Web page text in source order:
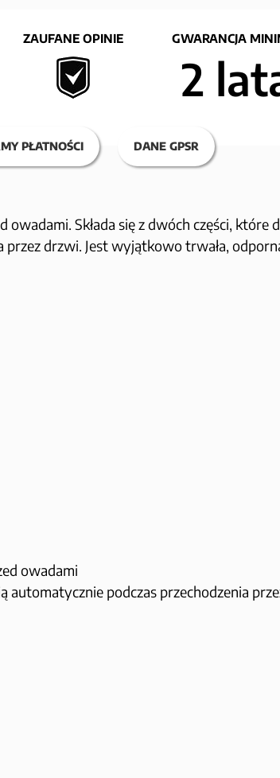
ZAUFANE OPINIE GWARANCJA
2
PŁATNOŚCI DANE GPSR
Składa się z dwóch części, które
drzwi. Jest wyjątkowo trwała,
owadami
automatycznie podczas przechodzenia